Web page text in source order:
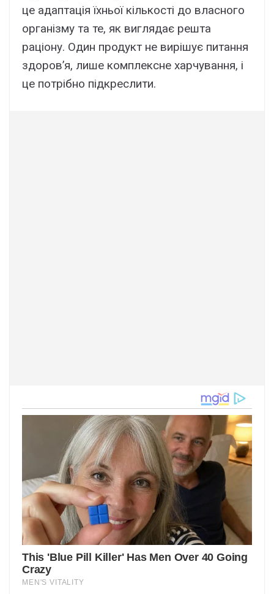
це адаптація їхньої кількості до власного
організму та те, як виглядає решта
раціону. Один продукт не вирішує питання
здоров’я, лише комплексне харчування, і
це потрібно підкреслити.